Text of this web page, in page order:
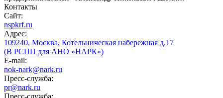
Контакты
Сайт:
nspkrf.ru
Адрес:
109240, Москва, Котельническая набережная д.17
(В РСПП для АНО «НАРК»)
E-mail:
nok-nark@nark.ru
Пресс-служба:
pr@nark.ru
Пресс-служба: